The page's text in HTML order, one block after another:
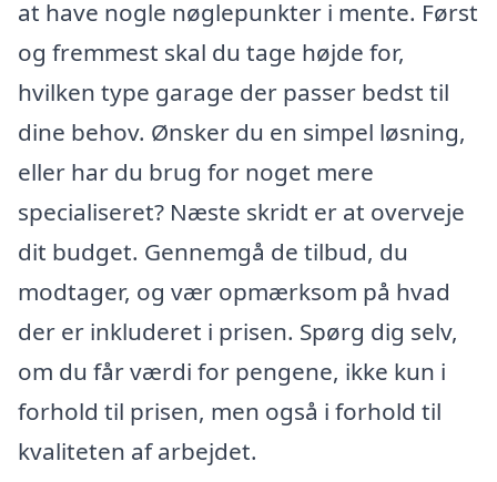
at have nogle nøglepunkter i mente. Først
og fremmest skal du tage højde for,
hvilken type garage der passer bedst til
dine behov. Ønsker du en simpel løsning,
eller har du brug for noget mere
specialiseret? Næste skridt er at overveje
dit budget. Gennemgå de tilbud, du
modtager, og vær opmærksom på hvad
der er inkluderet i prisen. Spørg dig selv,
om du får værdi for pengene, ikke kun i
forhold til prisen, men også i forhold til
kvaliteten af arbejdet.